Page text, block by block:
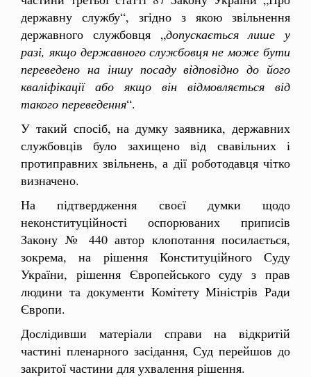
державну службу“, згідно з якою звільнення
державного службовця „допускається лише у
разі, якщо державного службовця не може бути
переведено на іншу посаду відповідно до його
кваліфікації або якщо він відмовляється від
такого переведення“.
У такий спосіб, на думку заявника, державних
службовців було захищено від свавільних і
протиправних звільнень, а дії роботодавця чітко
визначено.
На підтвердження своєї думки щодо
неконституційності оспорюваних приписів
Закону № 440 автор клопотання посилається,
зокрема, на рішення Конституційного Суду
України, рішення Європейського суду з прав
людини та документи Комітету Міністрів Ради
Європи.
Дослідивши матеріали справи на відкритій
частині пленарного засідання, Суд перейшов до
закритої частини для ухвалення рішення.